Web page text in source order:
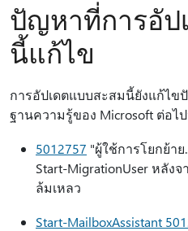
ปัญหาที่การอัป
นี้แก้ไข
การอัปเดตแบบสะสมนี้ยังแก้ไ
ฐานความรู้ของ Microsoft ต่อไ
5012757 "ผู้ใช้การโยกย้า
Start-MigrationUser หลัง
ล้มเหลว
Start-MailboxAssistant